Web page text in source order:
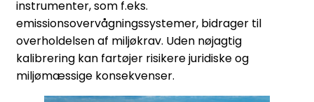
instrumenter, som f.eks.
emissionsovervågningssystemer, bidrager til
overholdelsen af miljøkrav. Uden nøjagtig
kalibrering kan fartøjer risikere juridiske og
miljømæssige konsekvenser.